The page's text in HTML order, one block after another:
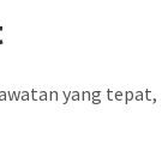
yang tepat,